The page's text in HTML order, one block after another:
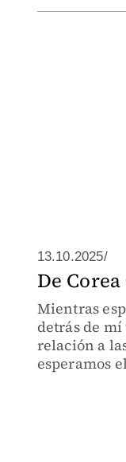
13.10.2025/
De
Mientras
detrás de
relación a
esperamos